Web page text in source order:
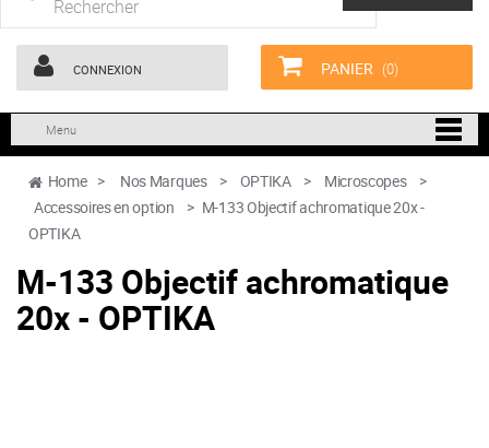
CONNEXION PANIER (0)
Menu
Home > Nos Marques > OPTIKA > Microscopes
>
Accessoires en option
> M-133 Objectif achromatique 20x -
OPTIKA
M-133 Objectif achromatique
20x - OPTIKA